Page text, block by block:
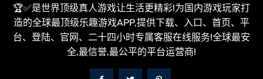
🏆✅是世界顶级真人游戏让生活更精彩!为国内游戏玩家打
造的全球最顶级乐趣游戏APP,提供下载、入口、首页、平
台、登陆、官网、二十四小时专属客服在线服务!全球最安
全,最信誉,最公平的平台运营商!